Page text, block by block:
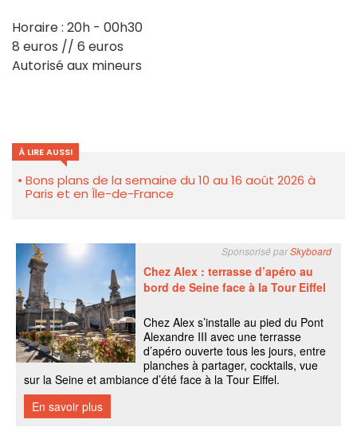
Horaire : 20h - 00h30
8 euros // 6 euros
Autorisé aux mineurs
À LIRE AUSSI
Bons plans de la semaine du 10 au 16 août 2026 à
Paris et en Île-de-France